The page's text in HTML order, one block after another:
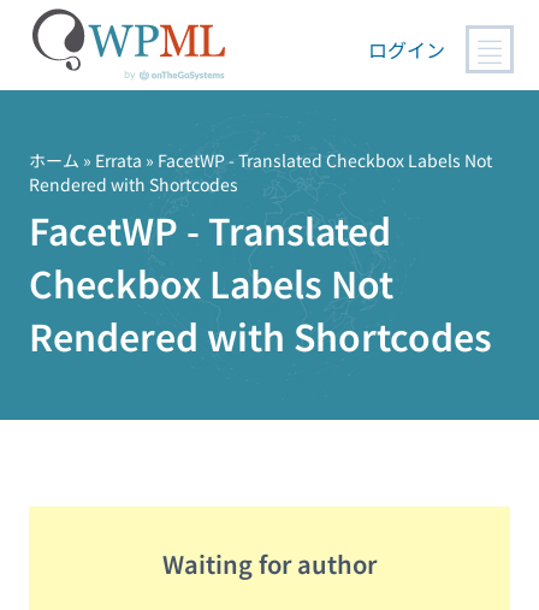
ログイン
ホーム » Errata » FacetWP - Translated Checkbox Labels Not
Rendered with Shortcodes
FacetWP - Translated
Checkbox Labels Not
Rendered with Shortcodes
Waiting for author